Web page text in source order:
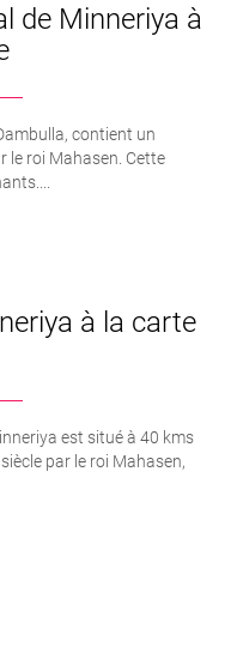
de Minneriya à
contient un
le roi Mahasen. Cette
à la carte
est situé à 40 kms
par le roi Mahasen,